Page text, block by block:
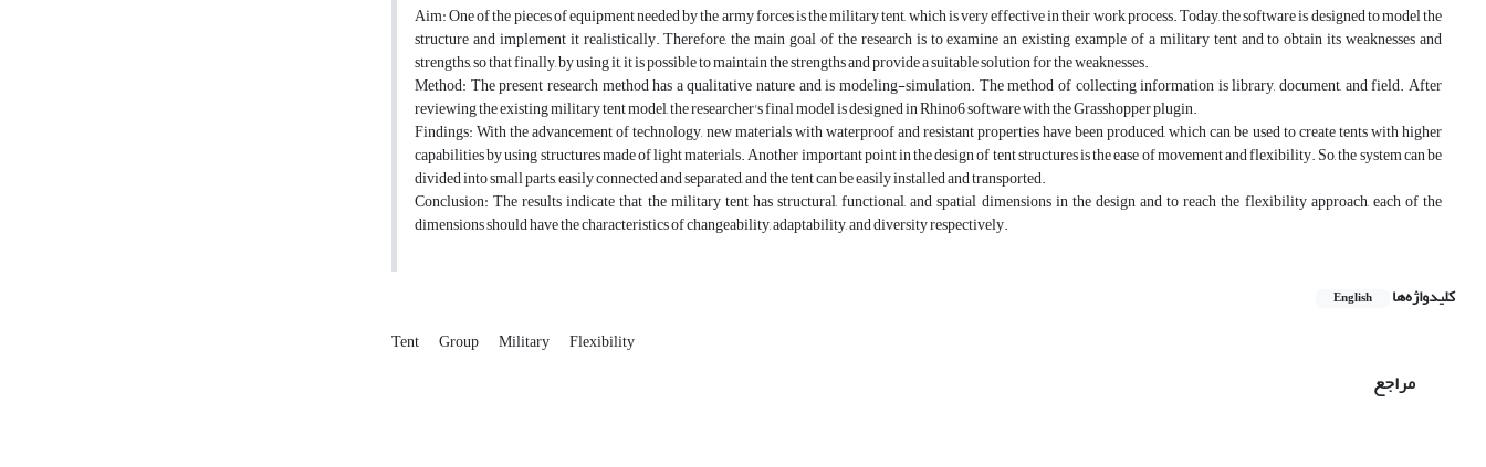
Aim: One of the pieces of equipment needed by the army forces is the military tent, which is very effective in their work process. Today, the software is designed to model the
structure and implement it realistically. Therefore, the main goal of the research is to examine an existing example of a military tent and to obtain its weaknesses and
strengths, so that finally, by using it, it is possible to maintain the strengths and provide a suitable solution for the weaknesses.
Method: The present research method has a qualitative nature and is modeling-simulation. The method of collecting information is library, document, and field. After
reviewing the existing military tent model, the researcher's final model is designed in Rhino6 software with the Grasshopper plugin.
Findings: With the advancement of technology, new materials with waterproof and resistant properties have been produced, which can be used to create tents with higher
capabilities by using structures made of light materials. Another important point in the design of tent structures is the ease of movement and flexibility. So, the system can be
divided into small parts, easily connected and separated, and the tent can be easily installed and transported.
Conclusion: The results indicate that the military tent has structural, functional, and spatial dimensions in the design and to reach the flexibility approach, each of the
dimensions should have the characteristics of changeability, adaptability, and diversity respectively.
کلیدواژه‌ها English
Tent Group Military Flexibility
مراجع